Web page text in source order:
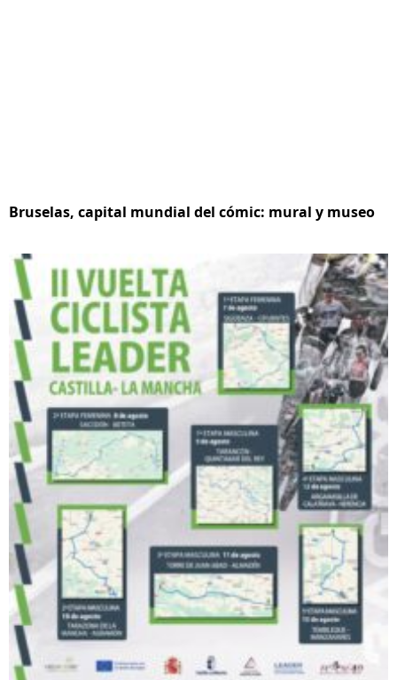
Bruselas, capital mundial del cómic: mural y museo